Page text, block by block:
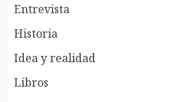
Entrevista
Historia
Idea y realidad
Libros